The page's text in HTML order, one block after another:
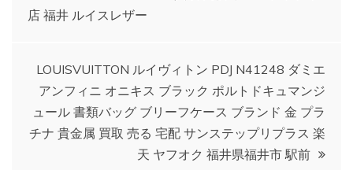
ビ
店 福井 ルイスレザー
LOUISVUITTON ルイヴィトン PDJ N41248 ダミエ
アンフィニ オニキス ブラック ポルトドキュマンジ
ュール 書類バッグ ブリーフケース ブランド 金 プラ
チナ 貴金属 買取 売る 宅配 サンステップリプラス 楽
天 ヤフオク 福井県福井市 駅前